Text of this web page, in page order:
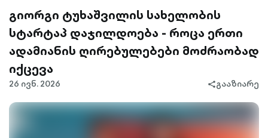
გიორგი ტუხაშვილის სახელობის
სტარტაპ დაჯილდოება - როცა ერთი
ადამიანის ღირებულებები მოძრაობად
იქცევა
26 ივნ. 2026
share-
გააზიარე